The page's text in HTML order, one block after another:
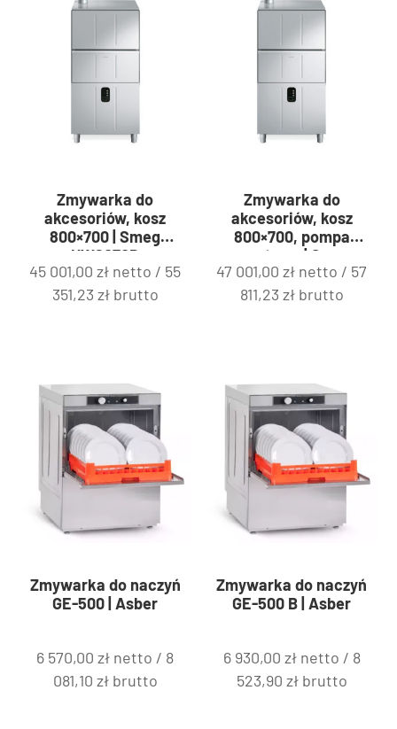
Zmywarka do
akcesoriów, kosz
800×700 | Smeg
UW6070D
45 001,00zł netto / 55
351,23 złbrutto
Zmywarka do
akcesoriów, kosz
800×700, pompa
spustowa | Smeg
UW6070DPS
47 001,00zł netto / 57
811,23 złbrutto
Zmywarka do naczyń
GE-500 | Asber
6 570,00zł netto / 8
081,10 złbrutto
Zmywarka do naczyń
GE-500 B | Asber
6 930,00 zł netto / 8
523,90 złbrutto